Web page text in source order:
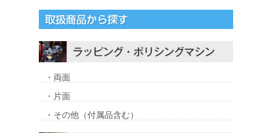
・両面
・片面
・その他（付属品含む）